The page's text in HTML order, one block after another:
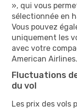
», qui vous
sélectionnée en
Vous pouvez
uniquement les
avec votre
American Airlines.
Fluctuations
du vol
Les prix des vols